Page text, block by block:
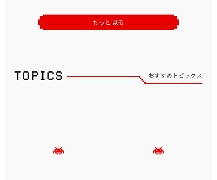
もっと見る
おすすめトピックス